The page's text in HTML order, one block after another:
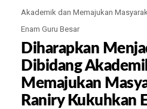
Akademik dan Memajukan
Enam Guru Besar
Diharapkan
Dibidang
Memajukan
Raniry Kukuhkan